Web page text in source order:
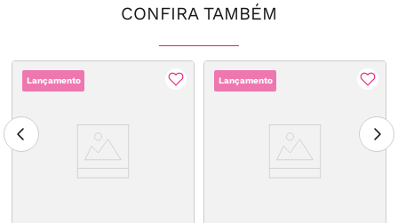
CONFIRA TAMBÉM
Lançamento Lançamento